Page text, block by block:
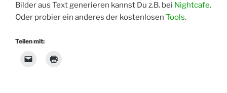
fot
or.c
/
fot
or.c
fot
or.c
fot
or.c
fot
or.c
fot
or.c
fot
or.c
fot
Bilder aus Text generieren kannst Du z.B. bei Nightcafe.
Oder probier ein anderes der kostenlosen Tools.
Teilen mit: